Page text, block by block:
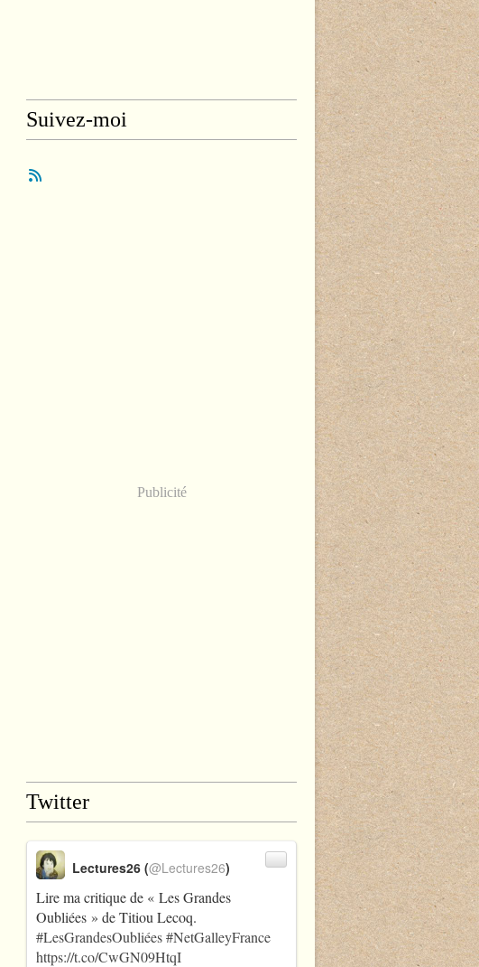
Suivez-moi
Publicité
Twitter
Lire ma critique de « Les Grandes
Oubliées » de Titiou Lecoq.
#LesGrandesOubliées#NetGalleyFrance
https://t.co/CwGN09HtqI
Lectures26 (@Lectures26)